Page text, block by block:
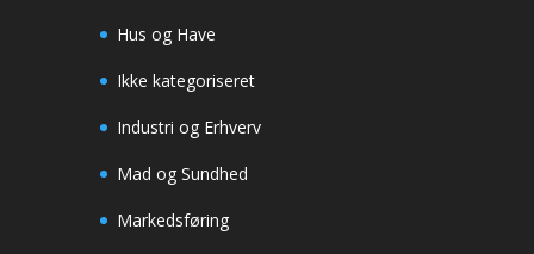
Hus og Have
Ikke kategoriseret
Industri og Erhverv
Mad og Sundhed
Markedsføring